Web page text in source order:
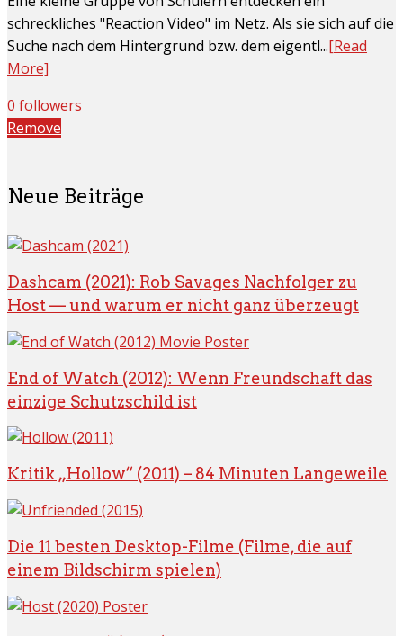
schreckliches "Reaction Video" im Netz. Als sie sich auf die
Suche nach dem Hintergrund bzw. dem eigentl...[Read
More]
0 followers
Remove
Neue Beiträge
Dashcam (2021): Rob Savages Nachfolger zu
Host — und warum er nicht ganz überzeugt
End of Watch (2012): Wenn Freundschaft das
einzige Schutzschild ist
Kritik „Hollow“ (2011) – 84 Minuten Langeweile
Die 11 besten Desktop-Filme (Filme, die auf
einem Bildschirm spielen)